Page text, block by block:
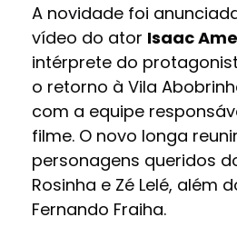
A novidade foi
vídeo do ator Isaac
intérprete do
o retorno à Vila
com a equipe
filme. O novo longa
personagens queridos
Rosinha e Zé Lelé, além
Fernando Fraiha.